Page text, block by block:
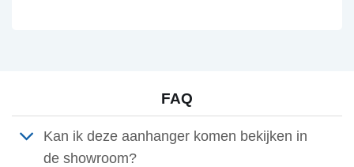
FAQ
Kan ik deze aanhanger komen bekijken in
de showroom?